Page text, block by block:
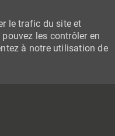
le trafic du site et
les contrôler en
à notre utilisation de